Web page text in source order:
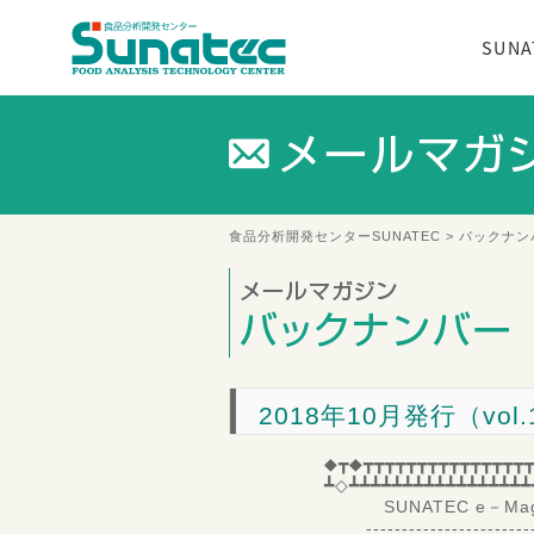
食品分析開発センターSUNATEC > バックナン
2018年10月発行（
SUNATEC e－